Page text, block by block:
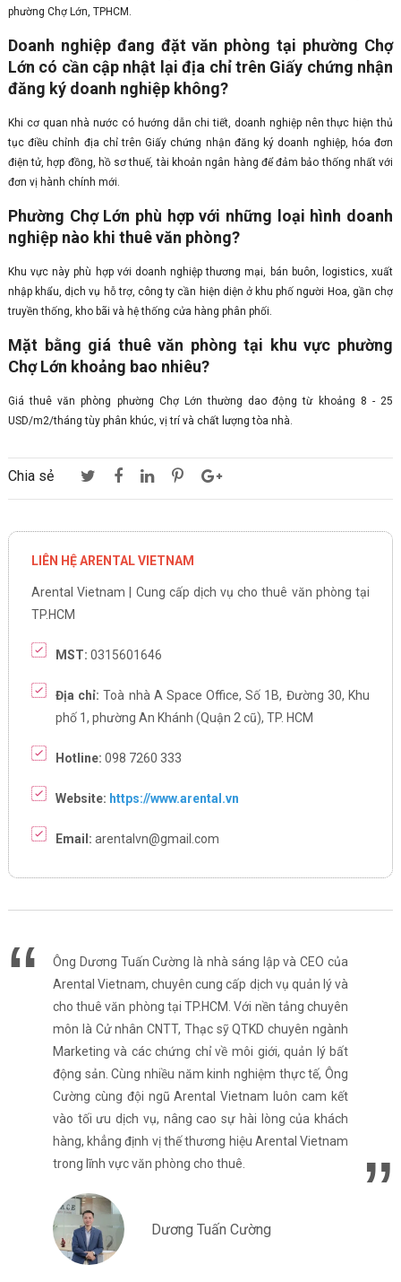
phường Chợ Lớn, TPHCM.
Doanh nghiệp đang đặt văn phòng tại phường Chợ
Lớn có cần cập nhật lại địa chỉ trên Giấy chứng nhận
đăng ký doanh nghiệp không?
Khi cơ quan nhà nước có hướng dẫn chi tiết, doanh nghiệp nên thực hiện thủ
tục điều chỉnh địa chỉ trên Giấy chứng nhận đăng ký doanh nghiệp, hóa đơn
điện tử, hợp đồng, hồ sơ thuế, tài khoản ngân hàng để đảm bảo thống nhất với
đơn vị hành chính mới.
Phường Chợ Lớn phù hợp với những loại hình doanh
nghiệp nào khi thuê văn phòng?
Khu vực này phù hợp với doanh nghiệp thương mại, bán buôn, logistics, xuất
nhập khẩu, dịch vụ hỗ trợ, công ty cần hiện diện ở khu phố người Hoa, gần chợ
truyền thống, kho bãi và hệ thống cửa hàng phân phối.
Mặt bằng giá thuê văn phòng tại khu vực phường
Chợ Lớn khoảng bao nhiêu?
Giá thuê văn phòng phường Chợ Lớn thường dao động từ khoảng 8 - 25
USD/m2/tháng tùy phân khúc, vị trí và chất lượng tòa nhà.
Chia sẻ
LIÊN HỆ ARENTAL VIETNAM
Arental Vietnam | Cung cấp dịch vụ cho thuê văn phòng tại
TP.HCM
MST: 0315601646
Địa chỉ: Toà nhà A Space Office, Số 1B, Đường 30, Khu
phố 1, phường An Khánh (Quận 2 cũ), TP. HCM
Hotline: 098 7260 333
Website: https://www.arental.vn
Email: arentalvn@gmail.com
Ông Dương Tuấn Cường là nhà sáng lập và CEO của
Arental Vietnam, chuyên cung cấp dịch vụ quản lý và
cho thuê văn phòng tại TP.HCM. Với nền tảng chuyên
môn là Cử nhân CNTT, Thạc sỹ QTKD chuyên ngành
Marketing và các chứng chỉ về môi giới, quản lý bất
động sản. Cùng nhiều năm kinh nghiệm thực tế, Ông
Cường cùng đội ngũ Arental Vietnam luôn cam kết
vào tối ưu dịch vụ, nâng cao sự hài lòng của khách
hàng, khẳng định vị thế thương hiệu Arental Vietnam
trong lĩnh vực văn phòng cho thuê.
Dương Tuấn Cường